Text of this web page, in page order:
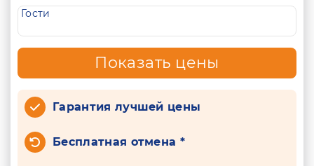
Гости
Показать цены
Гарантия лучшей цены
Бесплатная отмена *